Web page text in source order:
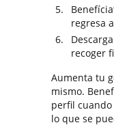
regresa
recoger
Aumenta tu
mismo.
perfil
lo que se